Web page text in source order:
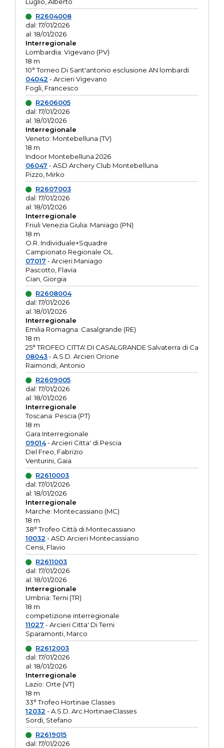
R2604008
dal: 17/01/2026
al: 18/01/2026
Interregionale
Lombardia: Vigevano (PV)
18 m
10° Torneo Di Sant'antonio esclusione AN lombardi
04042 - Arcieri Vigevano
Fogli, Francesco
R2606005
dal: 17/01/2026
al: 18/01/2026
Interregionale
Veneto: Montebelluna (TV)
18 m
Indoor Montebelluna 2026
06047 - ASD Archery Club Montebelluna
Pizzo, Mirko
R2607003
dal: 17/01/2026
al: 18/01/2026
Interregionale
Friuli Venezia Giulia: Maniago (PN)
18 m
O.R. Individuale+Squadre
Campionato Regionale OL
07017 - Arcieri Maniago
Pascotto, Flavia
Cian, Giorgia
R2608004
dal: 17/01/2026
al: 18/01/2026
Interregionale
Emilia Romagna: Casalgrande (RE)
18 m
25° TROFEO CITTA' DI CASALGRANDE Salvaterra di Ca
08043- A.S.D. Arcieri Orione
Raimondi, Antonio
R2609005
dal: 17/01/2026
al: 18/01/2026
Interregionale
Toscana: Pescia (PT)
18 m
Gara Interregionale
09014- Arcieri Citta' di Pescia
Del Freo, Fabrizio
Venturini, Gaia
R2610003
dal: 17/01/2026
al: 18/01/2026
Interregionale
Marche: Montecassiano (MC)
18 m
38° Trofeo Città di Montecassiano
10032 - ASD Arcieri Montecassiano
Censi, Flavio
R2611003
dal: 17/01/2026
al: 18/01/2026
Interregionale
Umbria: Terni (TR)
18 m
competizione interregionale
11027 - Arcieri Citta' Di Terni
Sparamonti, Marco
R2612003
dal: 17/01/2026
al: 18/01/2026
Interregionale
Lazio: Orte (VT)
18 m
33° Trofeo Hortinae Classes
12032 - A.S.D. Arc.HortinaeClasses
Sordi, Stefano
R2619015
dal: 17/01/2026